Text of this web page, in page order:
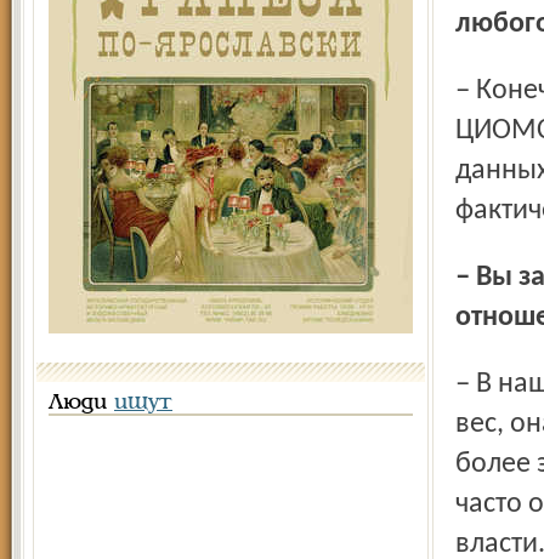
Люди ищут
– Конечно. Некоторые из них выложены на сайте
– Вы занимаете свой пост более 20 лет. Как изменилось
– В нашем обществе сейчас социология имеет большой
вес,
более
часто